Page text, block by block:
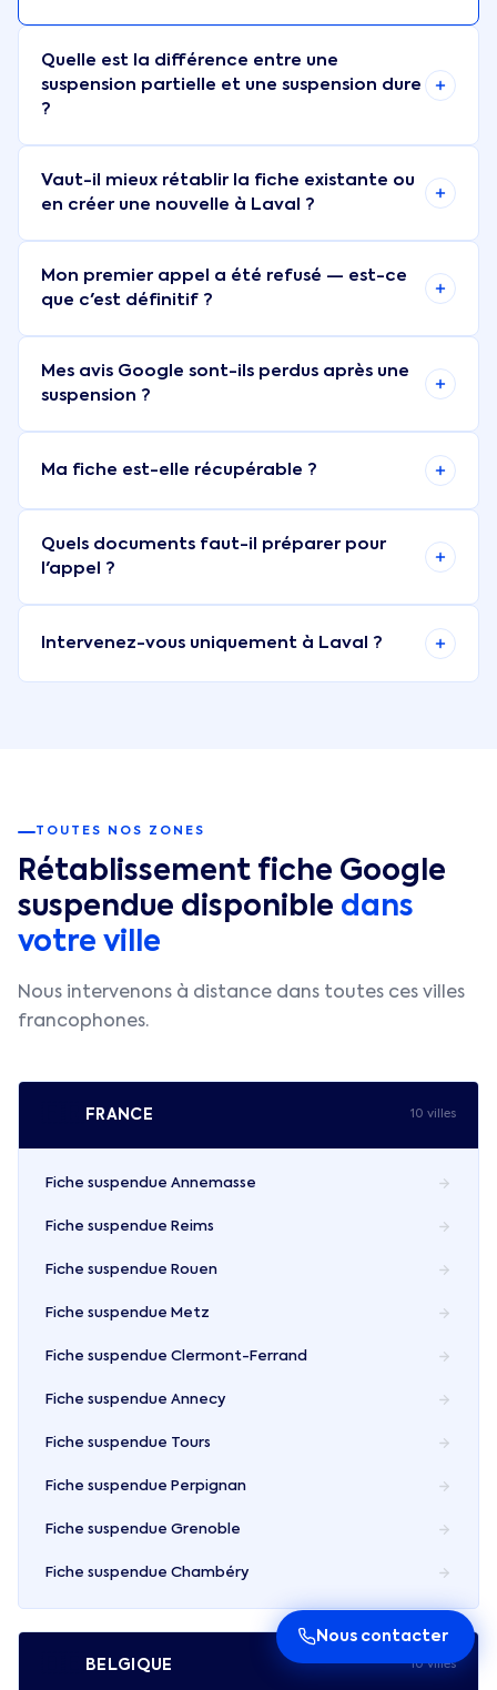
Quelle est la différence entre une
suspension partielle et une suspension dure
?
Vaut-il mieux rétablir la fiche existante ou
en créer une nouvelle à Laval ?
Mon premier appel a été refusé — est-ce
que c'est définitif ?
Mes avis Google sont-ils perdus après une
suspension ?
Ma fiche est-elle récupérable ?
Quels documents faut-il préparer pour
l'appel ?
Intervenez-vous uniquement à Laval ?
TOUTES NOS ZONES
Rétablissement fiche Google
suspendue disponible dans
votre ville
Nous intervenons à distance dans toutes ces villes
francophones.
FRANCE 10 villes
Fiche suspendue Annemasse
Fiche suspendue Reims
Fiche suspendue Rouen
Fiche suspendue Metz
Fiche suspendue Clermont-Ferrand
Fiche suspendue Annecy
Fiche suspendue Tours
Fiche suspendue Perpignan
Fiche suspendue Grenoble
Fiche suspendue Chambéry
BELGIQUE 10villes
Nous contacter